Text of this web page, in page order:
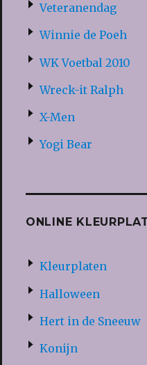
Veteranendag
Winnie de Poeh
WK Voetbal 2010
Wreck-it Ralph
X-Men
Yogi Bear
ONLINE
Kleurplaten
Halloween
Hert in de Sneeuw
Konijn